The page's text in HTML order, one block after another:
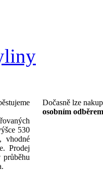
530
vhodné
Prodej
Dočasně lze
osobním